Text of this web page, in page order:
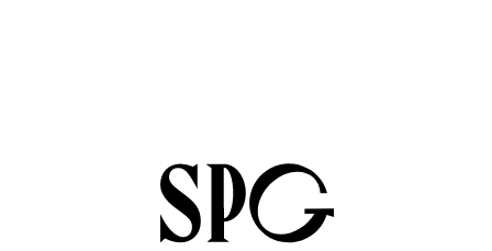
Enregistrer mes critères